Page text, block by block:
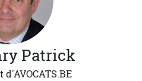
Patrick